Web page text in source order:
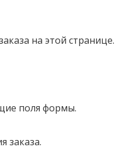
на этой странице.
поля формы.
заказа.